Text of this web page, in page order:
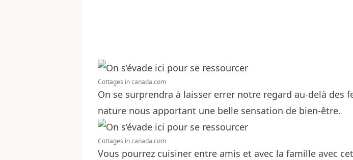
Cottages in canada.com
On se surprendra à laisser errer notre regard au-delà des
nature nous apportant une belle sensation de bien-être.
Cottages in canada.com
Vous pourrez cuisiner entre amis et avec la famille avec